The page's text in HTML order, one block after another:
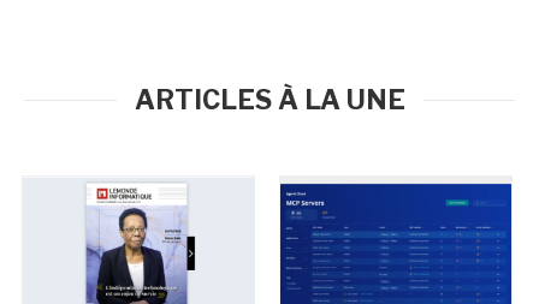
ARTICLES À LA UNE